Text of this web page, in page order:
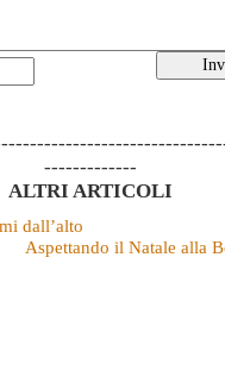
-------------
ALTRI ARTICOLI
dall’alto
Aspettando il Natale alla